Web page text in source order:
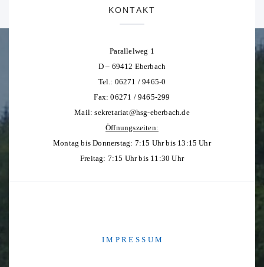
KONTAKT
Parallelweg 1
D – 69412 Eberbach
Tel.: 06271 / 9465-0
Fax: 06271 / 9465-299
Mail:sekretariat@hsg-eberbach.de
Öffnungszeiten:
Montag bis Donnerstag: 7:15 Uhr bis 13:15 Uhr
Freitag: 7:15 Uhr bis 11:30 Uhr
I M P R E S S U M